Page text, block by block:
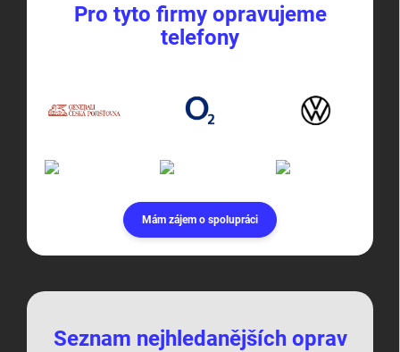
Pro tyto firmy opravujeme
telefony
Mám zájem o spolupráci
Seznam nejhledanějších oprav